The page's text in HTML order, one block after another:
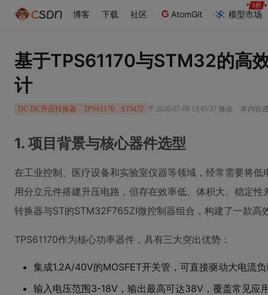
博客 下载 社区 AtomGit 模型市场
基于TPS61170与STM32的高
计
DC-DC升压转换器 TPS61170 STM32 于 2026-07-08 13:45:37 修改 · 本内容
1. 项目背景与核心器件选型
在工业控制、医疗设备和实验室仪器等领域，经常需要将
用分立元件搭建升压电路，但存在效率低、体积大、稳定
转换器与ST的STM32F765ZI微控制器组合，构建了一款
TPS61170作为核心功率器件，具有三大突出优势：
集成1.2A/40V的MOSFET开关管，可直接驱动大电流
输入电压范围3-18V，输出最高可达38V，覆盖常见应